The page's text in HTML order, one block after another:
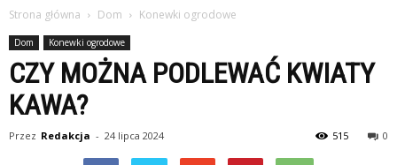
Strona główna Dom Konewki ogrodowe
Dom Konewki ogrodowe
CZY MOŻNA PODLEWAĆ KWIATY
KAWA?
Przez Redakcja - 24 lipca 2024 0
515